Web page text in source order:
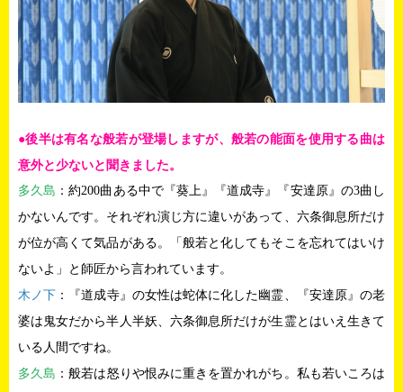
●後半は有名な般若が登場しますが、般若の能面を使用する曲は
意外と少ないと聞きました。
多久島 ：約200曲ある中で『葵上』『道成寺』『安達原』の3曲し
かないんです。それぞれ演じ方に違いがあって、六条御息所だけ
が位が高くて気品がある。「般若と化してもそこを忘れてはいけ
ないよ」と師匠から言われています。
木ノ下 ：『道成寺』の女性は蛇体に化した幽霊、『安達原』の老
婆は鬼女だから半人半妖、六条御息所だけが生霊とはいえ生きて
いる人間ですね。
多久島 ：般若は怒りや恨みに重きを置かれがち。私も若いころは